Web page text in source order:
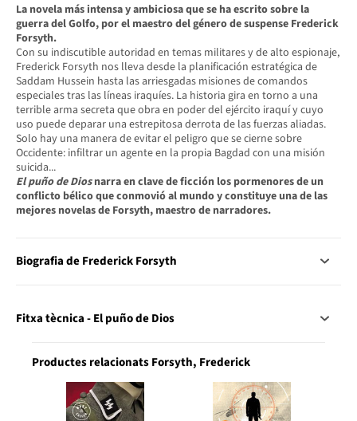
La novela más intensa y ambiciosa que se ha escrito sobre la
guerra del Golfo, por el maestro del género de suspense Frederick
Forsyth.
Con su indiscutible autoridad en temas militares y de alto espionaje,
Frederick Forsyth nos lleva desde la planificación estratégica de
Saddam Hussein hasta las arriesgadas misiones de comandos
especiales tras las líneas iraquíes. La historia gira en torno a una
terrible arma secreta que obra en poder del ejército iraquí y cuyo
uso puede deparar una estrepitosa derrota de las fuerzas aliadas.
Solo hay una manera de evitar el peligro que se cierne sobre
Occidente: infiltrar un agente en la propia Bagdad con una misión
suicida...
El puño de Diosnarra en clave de ficción los pormenores de un
conflicto bélico que conmovió al mundo y constituye una de las
mejores novelas de Forsyth, maestro de narradores.
Biografia de Frederick Forsyth
Fitxa tècnica - El puño de Dios
Productes relacionats Forsyth, Frederick